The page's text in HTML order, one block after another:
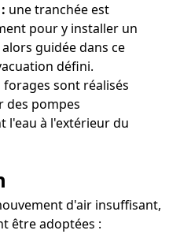
une tranchée est
pour y installer un
guidée dans ce
défini.
forages sont réalisés
des pompes
l'eau à l'extérieur du
d'air insuffisant,
être adoptées :